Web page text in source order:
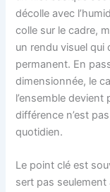
décolle avec
colle sur le cadre,
un rendu visuel qui
permanent. En
dimensionnée, le
l’ensemble devient
différence n’est
quotidien.
Le point clé est
sert pas seulement